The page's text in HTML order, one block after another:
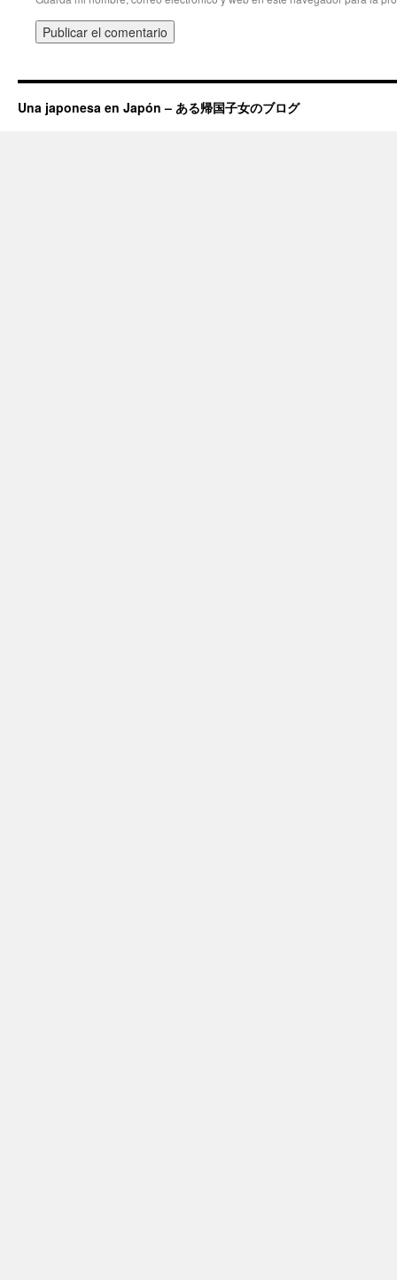
Una japonesa en Japón – ある帰国子女のブログ